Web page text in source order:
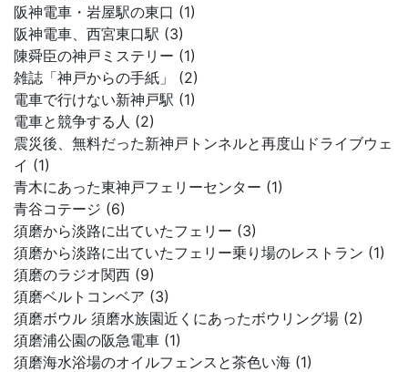
阪神電車・岩屋駅の東口 (1)
阪神電車、西宮東口駅 (3)
陳舜臣の神戸ミステリー (1)
雑誌「神戸からの手紙」 (2)
電車で行けない新神戸駅 (1)
電車と競争する人 (2)
震災後、無料だった新神戸トンネルと再度山ドライブウェ
イ (1)
青木にあった東神戸フェリーセンター (1)
青谷コテージ (6)
須磨から淡路に出ていたフェリー (3)
須磨から淡路に出ていたフェリー乗り場のレストラン (1)
須磨のラジオ関西 (9)
須磨ベルトコンベア (3)
須磨ボウル 須磨水族園近くにあったボウリング場 (2)
須磨浦公園の阪急電車 (1)
須磨海水浴場のオイルフェンスと茶色い海 (1)